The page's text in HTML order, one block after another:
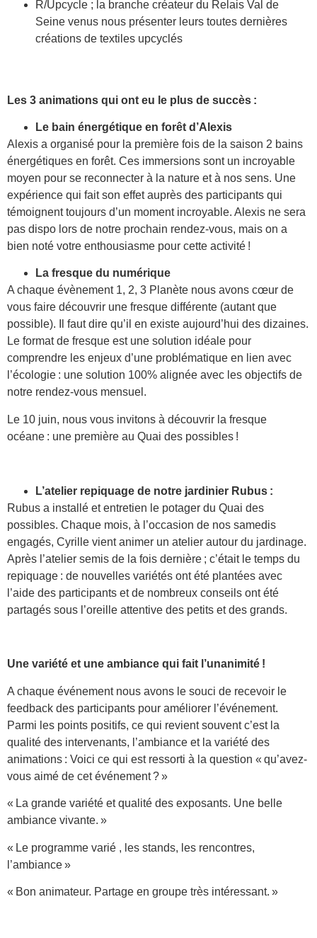
R/Upcycle ; la branche créateur du Relais Val de
Seine venus nous présenter leurs toutes dernières
créations de textiles upcyclés
Les 3 animations qui ont eu le plus de succès :
Le bain énergétique en forêt d’Alexis
Alexis a organisé pour la première fois de la saison 2 bains
énergétiques en forêt. Ces immersions sont un incroyable
moyen pour se reconnecter à la nature et à nos sens. Une
expérience qui fait son effet auprès des participants qui
témoignent toujours d’un moment incroyable. Alexis ne sera
pas dispo lors de notre prochain rendez-vous, mais on a
bien noté votre enthousiasme pour cette activité !
La fresque du numérique
A chaque évènement 1, 2, 3 Planète nous avons cœur de
vous faire découvrir une fresque différente (autant que
possible). Il faut dire qu’il en existe aujourd’hui des dizaines.
Le format de fresque est une solution idéale pour
comprendre les enjeux d’une problématique en lien avec
l’écologie : une solution 100% alignée avec les objectifs de
notre rendez-vous mensuel.
Le 10 juin, nous vous invitons à découvrir la fresque
océane : une première au Quai des possibles !
L’atelier repiquage de notre jardinier Rubus :
Rubus a installé et entretien le potager du Quai des
possibles. Chaque mois, à l’occasion de nos samedis
engagés, Cyrille vient animer un atelier autour du jardinage.
Après l’atelier semis de la fois dernière ; c’était le temps du
repiquage : de nouvelles variétés ont été plantées avec
l’aide des participants et de nombreux conseils ont été
partagés sous l’oreille attentive des petits et des grands.
Une variété et une ambiance qui fait l’unanimité !
A chaque événement nous avons le souci de recevoir le
feedback des participants pour améliorer l’événement.
Parmi les points positifs, ce qui revient souvent c’est la
qualité des intervenants, l’ambiance et la variété des
animations : Voici ce qui est ressorti à la question « qu’avez-
vous aimé de cet événement ? »
« La grande variété et qualité des exposants. Une belle
ambiance vivante. »
« Le programme varié , les stands, les rencontres,
l’ambiance »
« Bon animateur. Partage en groupe très intéressant. »